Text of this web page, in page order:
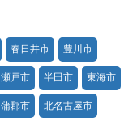
春日井市 豊川市
瀬戸市 半田市 東海市
蒲郡市 北名古屋市